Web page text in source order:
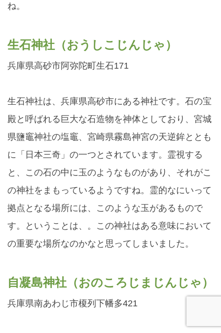
ね。
生石神社（おうしこじんじゃ）
兵庫県高砂市阿弥陀町生石171
生石神社は、兵庫県高砂市にある神社です。石の宝
殿と呼ばれる巨大な石造物を神体としており、宮城
県鹽竈神社の塩竈、宮崎県霧島神宮の天逆鉾ととも
に「日本三奇」の一つとされています。霊視する
と、この石の中に玉のようなものがあり、それがこ
の神社をまもっているようですね。霊的なにいって
拠点となる場所には、このような玉があるもので
す。ということは、。この神社はある意味において
の重要な場所なのかなと思ってしまいました。
自凝島神社（おのころじまじんじゃ）
兵庫県南あわじ市榎列下幡多421